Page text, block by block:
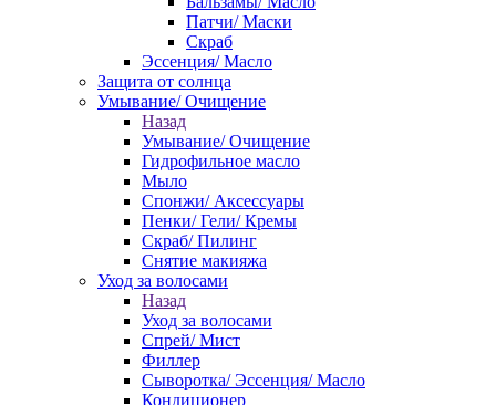
Патчи/ Маски
Скраб
Эссенция/ Масло
Защита от солнца
Умывание/ Очищение
Назад
Умывание/ Очищение
Гидрофильное масло
Мыло
Спонжи/ Аксессуары
Пенки/ Гели/ Кремы
Скраб/ Пилинг
Снятие макияжа
Уход за волосами
Назад
Уход за волосами
Спрей/ Мист
Филлер
Сыворотка/ Эссенция/ Масло
Кондиционер